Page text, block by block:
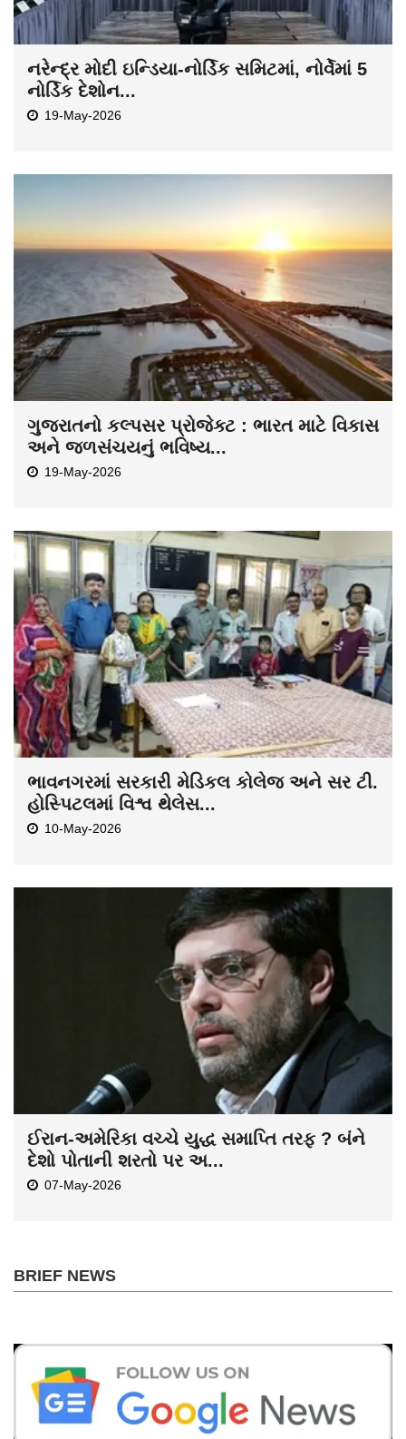
નરેન્દ્ર મોદી ઇન્ડિયા-નોર્ડિક સમિટમાં, નોર્વેમાં 5
નોર્ડિક દેશોન...
19-May-2026
ગુજરાતનો કલ્પસર પ્રોજેક્ટ : ભારત માટે વિકાસ
અને જળસંચયનું ભવિષ્ય...
19-May-2026
ભાવનગરમાં સરકારી મેડિકલ કોલેજ અને સર ટી.
હોસ્પિટલમાં વિશ્વ થેલેસ...
10-May-2026
ઈરાન-અમેરિકા વચ્ચે યુદ્ધ સમાપ્તિ તરફ ? બંને
દેશો પોતાની શરતો પર અ...
07-May-2026
BRIEF NEWS